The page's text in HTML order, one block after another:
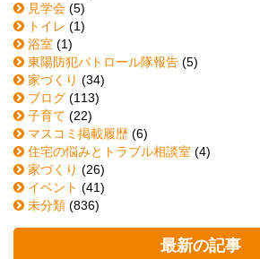
見学会 (5)
トイレ (1)
浴室 (1)
東陽防犯パトロール隊報告 (5)
家づくり (34)
ブログ (113)
子育て (22)
マスコミ掲載履歴 (6)
住宅の悩みとトラブル相談室 (4)
家づくり (26)
イベント (41)
未分類 (836)
最新の記事